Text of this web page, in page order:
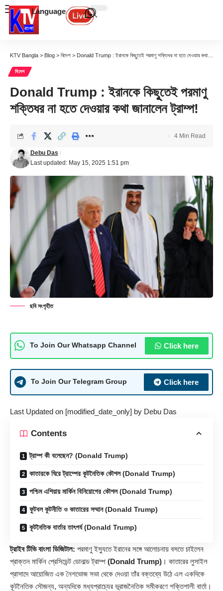
Language
KTV Bangla > Blog > বিদেশ > Donald Trump : ইরানকে কিছুূতেই পরমাণু শক্তিধর না হতে দেওয়ার কথা জানালেন ট্রাম্প!
বিদেশ
Donald Trump : ইরানকে কিছুূতেই পরমাণু
শক্তিধর না হতে দেওয়ার কথা জানালেন ট্রাম্প!
Last updated: May 15, 2025 1:51 pm
Debu Das
4 Min Read
ছবি সংগৃহীত
To Join Our Whatsapp Channel Click here
To Join Our Telegram Group Click here
Last Updated on [modified_date_only] by Debu Das
Contents
ট্রাম্প কী বলেছেন? (Donald Trump)
কাতারকে ঘিরে ট্রাম্পের কূটনৈতিক কৌশল (Donald Trump)
পশ্চিম এশিয়ায় মার্কিন বিনিয়োগের কৌশল (Donald Trump)
ফুটবল কূটনীতি ও কাতারের সম্মান (Donald Trump)
কূটনৈতিক বার্তার তাৎপর্য (Donald Trump)
ট্রাইব টিভি বাংলা ডিজিটাল: পরমাণু ইস্যুতে ইরানের সঙ্গে আলোচনায় বসতে চাইলেন
প্রাক্তন মার্কিন প্রেসিডেন্ট ডোনাল্ড ট্রাম্প (Donald Trump) । কাতারের লুসাইল
প্রাসাদে আয়োজিত এক নৈশভোজ সভা থেকে দেওয়া তাঁর বক্তব্যে উঠে এল একদিকে
কূটনৈতিক সৌজন্য, অন্যদিকে মধ্যপ্রাচ্যের ভূরাজনৈতিক সমীকরণে শক্তিশালী বার্তা।